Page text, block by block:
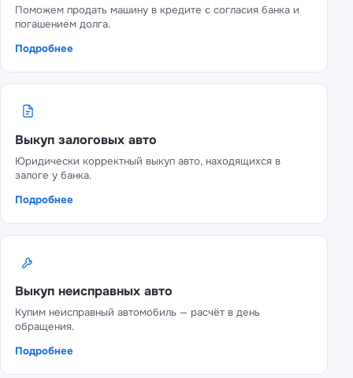
Поможем продать машину в кредите с согласия банка и
погашением долга.
Подробнее
Выкуп залоговых авто
Юридически корректный выкуп авто, находящихся в
залоге у банка.
Подробнее
Выкуп неисправных авто
Купим неисправный автомобиль — расчёт в день
обращения.
Подробнее